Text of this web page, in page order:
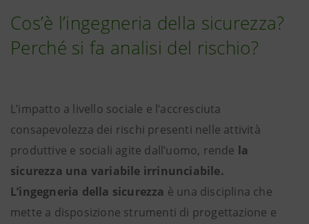
Cos’è l’ingegneria della sicurezza?
Perché si fa analisi del rischio?
L’impatto a livello sociale e l’accresciuta
consapevolezza dei rischi presenti nelle attività
produttive e sociali agite dall’uomo, rende la
sicurezza una variabile irrinunciabile.
L’ingegneria della sicurezza è una disciplina che
mette a disposizione strumenti di progettazione e